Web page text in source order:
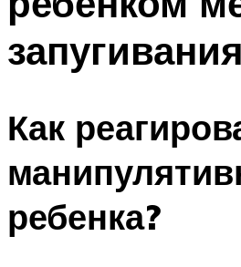
запугивания
Как
ребенка?